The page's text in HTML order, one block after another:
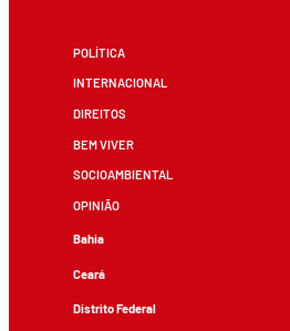
POLÍTICA
INTERNACIONAL
DIREITOS
BEM VIVER
SOCIOAMBIENTAL
OPINIÃO
Bahia
Ceará
Distrito Federal